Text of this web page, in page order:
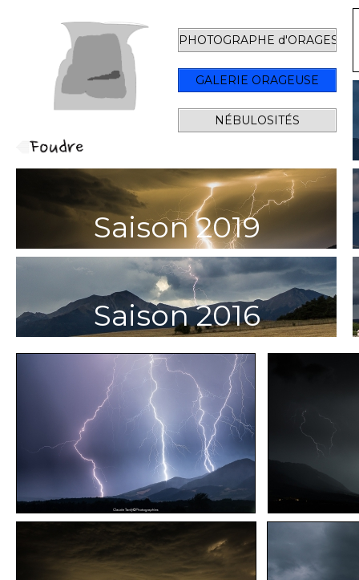
Saison 2019
NÉBULOSITÉS
PHOTOGRAPHE d'ORAGES
GALERIE ORAGEUSE
Saison 2016